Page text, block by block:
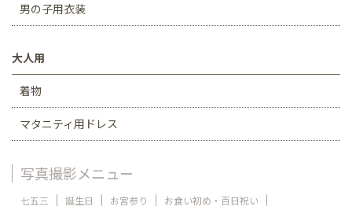
男の子用衣装
大人用
着物
マタニティ用ドレス
写真撮影メニュー
七五三 誕生日 お宮参り
お食い初め・百日祝い